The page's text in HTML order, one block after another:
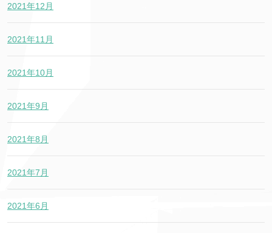
2021年12月
2021年11月
2021年10月
2021年9月
2021年8月
2021年7月
2021年6月